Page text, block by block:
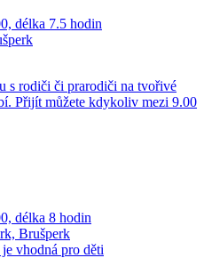
délka 7.5 hodin
s rodiči či prarodiči na tvořivé
Přijít můžete kdykoliv mezi 9.00
délka 8 hodin
Brušperk
vhodná pro děti